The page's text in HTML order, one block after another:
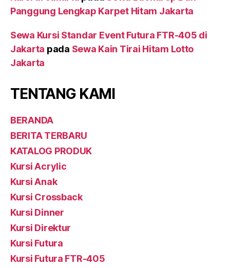
Panggung Lengkap Karpet Hitam Jakarta
Sewa Kursi Standar Event Futura FTR-405 di
Jakarta pada Sewa Kain Tirai Hitam Lotto
Jakarta
TENTANG KAMI
BERANDA
BERITA TERBARU
KATALOG PRODUK
Kursi Acrylic
Kursi Anak
Kursi Crossback
Kursi Dinner
Kursi Direktur
Kursi Futura
Kursi Futura FTR-405